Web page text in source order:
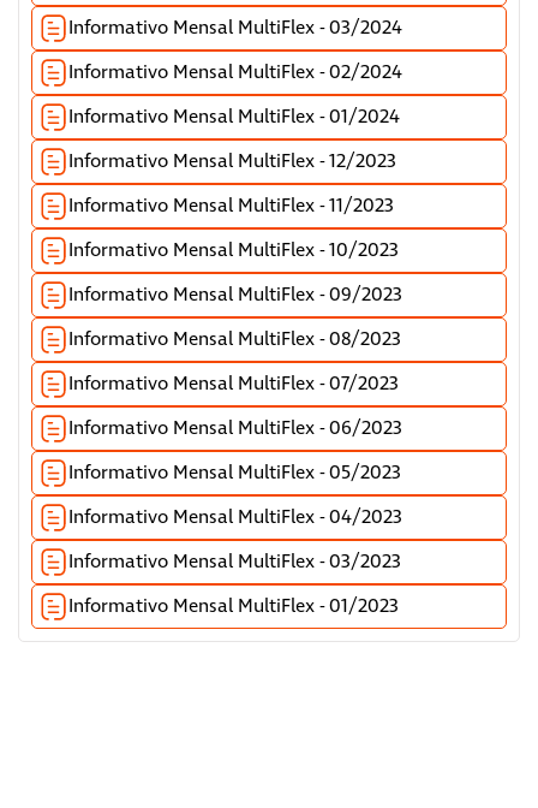
Informativo Mensal MultiFlex - 03/2024
Informativo Mensal MultiFlex - 02/2024
Informativo Mensal MultiFlex - 01/2024
Informativo Mensal MultiFlex - 12/2023
Informativo Mensal MultiFlex - 11/2023
Informativo Mensal MultiFlex - 10/2023
Informativo Mensal MultiFlex - 09/2023
Informativo Mensal MultiFlex - 08/2023
Informativo Mensal MultiFlex - 07/2023
Informativo Mensal MultiFlex - 06/2023
Informativo Mensal MultiFlex - 05/2023
Informativo Mensal MultiFlex - 04/2023
Informativo Mensal MultiFlex - 03/2023
Informativo Mensal MultiFlex - 01/2023